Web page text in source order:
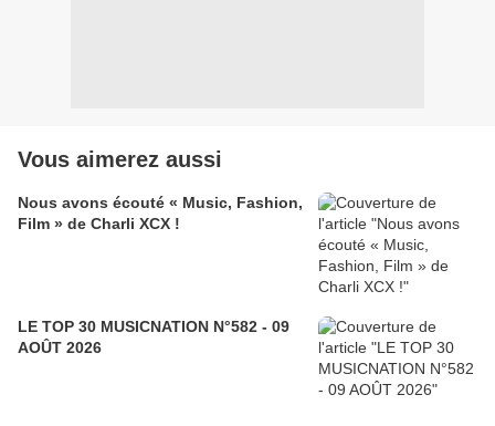
Vous aimerez aussi
Nous avons écouté « Music, Fashion,
Film » de Charli XCX !
LE TOP 30 MUSICNATION N°582 - 09
AOÛT 2026